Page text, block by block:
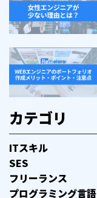
カテゴリ
ITスキル
SES
フリーランス
プログラミング言語